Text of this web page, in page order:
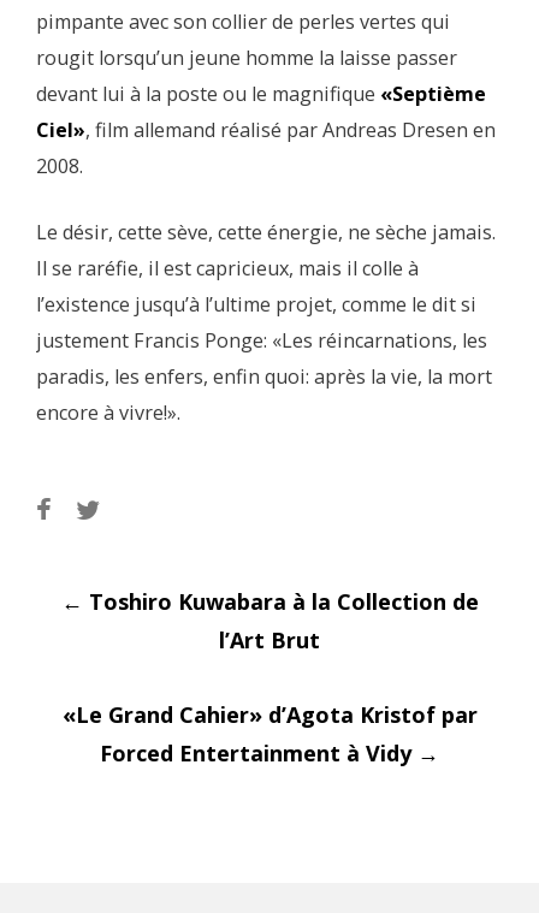
pimpante avec son collier de perles vertes qui
rougit lorsqu’un jeune homme la laisse passer
devant lui à la poste ou le magnifique «Septième
Ciel», film allemand réalisé par Andreas Dresen en
2008.
Le désir, cette sève, cette énergie, ne sèche jamais.
Il se raréfie, il est capricieux, mais il colle à
l’existence jusqu’à l’ultime projet, comme le dit si
justement Francis Ponge: «Les réincarnations, les
paradis, les enfers, enfin quoi: après la vie, la mort
encore à vivre!».
Post
← Toshiro Kuwabara à la Collection de
l’Art Brut
«Le Grand Cahier» d’Agota Kristof par
Forced Entertainment à Vidy →